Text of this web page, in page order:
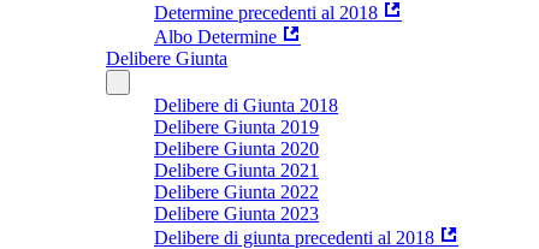
Determine precedenti al 2018
Albo Determine
Delibere Giunta
Delibere di Giunta 2018
Delibere Giunta 2019
Delibere Giunta 2020
Delibere Giunta 2021
Delibere Giunta 2022
Delibere Giunta 2023
Delibere di giunta precedenti al 2018